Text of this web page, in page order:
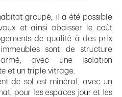
groupé, il a été possible
et ainsi abaisser le coût
de qualité à des prix
sont de structure
avec une isolation
et un triple vitrage.
de sol est minéral, avec un
pour les espaces jour et les